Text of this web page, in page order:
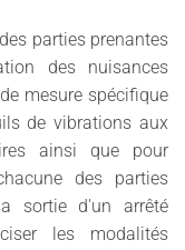
parties prenantes
des nuisances
mesure spécifique
de vibrations aux
ainsi que pour
des parties
sortie d'un arrêté
les modalités